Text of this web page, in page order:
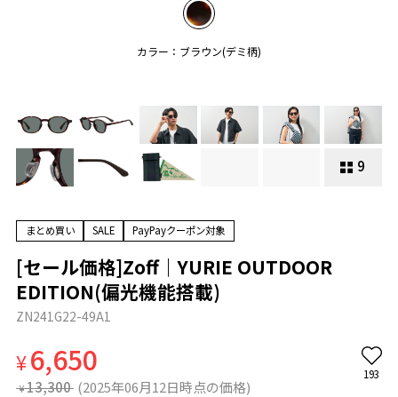
カラー：ブラウン(デミ柄)
9
まとめ買い SALE PayPayクーポン対象
[セール価格]Zoff｜YURIE OUTDOOR
EDITION(偏光機能搭載)
ZN241G22-49A1
¥6,650
¥ 13,300 (2025年06月12日時点の価格)
193